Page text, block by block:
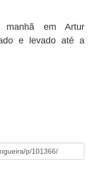
manhã em Artur
e levado até a